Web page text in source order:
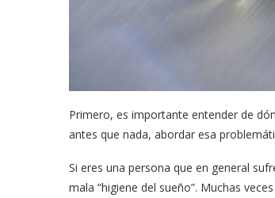
Primero, es importante entender de
antes que nada, abordar esa
Si eres una persona que en general
mala “higiene del sueño”. Muchas